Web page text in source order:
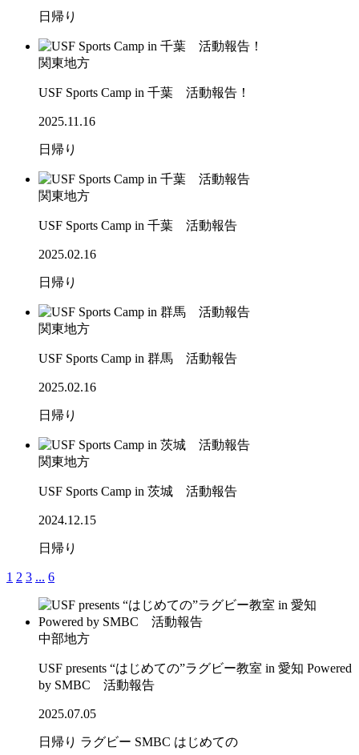
日帰り
関東地方
USF Sports Camp in 千葉 活動報告！
2025.11.16
日帰り
関東地方
USF Sports Camp in 千葉 活動報告
2025.02.16
日帰り
関東地方
USF Sports Camp in 群馬 活動報告
2025.02.16
日帰り
関東地方
USF Sports Camp in 茨城 活動報告
2024.12.15
日帰り
1 2 3 ... 6
中部地方
USF presents “はじめての”ラグビー教室 in 愛知 Powered
by SMBC 活動報告
2025.07.05
日帰り ラグビー SMBC はじめての